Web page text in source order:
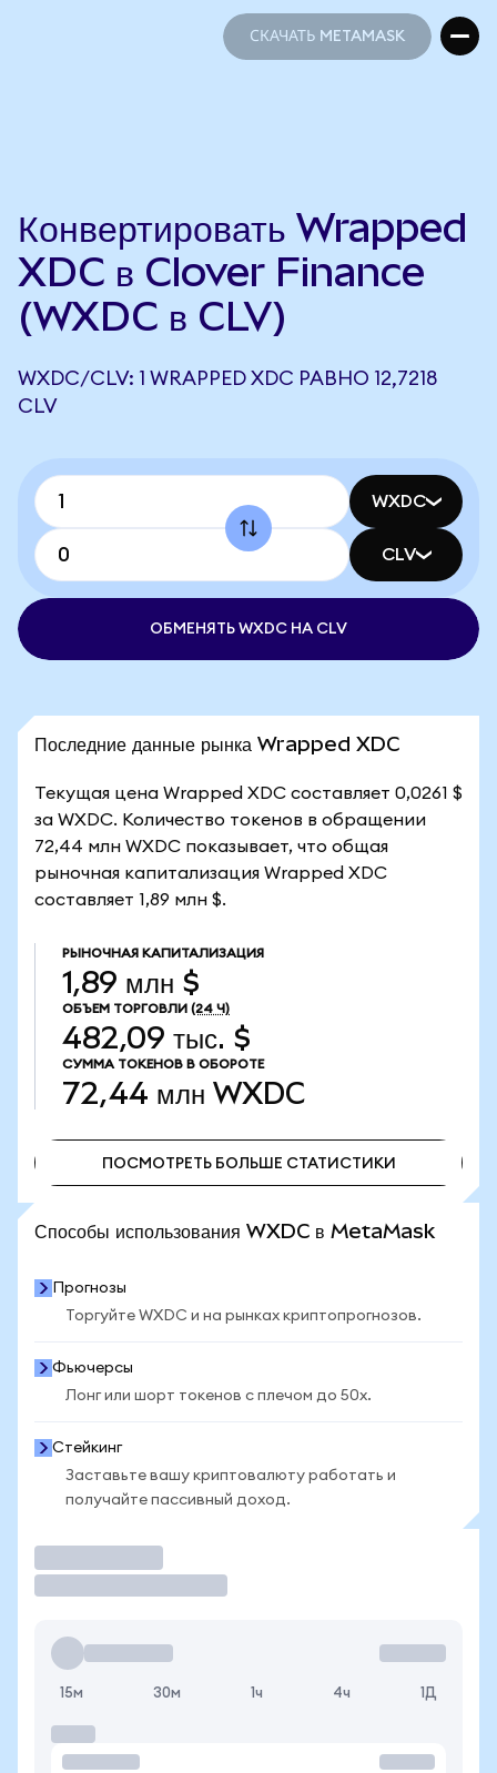
СКАЧАТЬ METAMASK
Конвертировать Wrapped
XDC в Clover Finance
(WXDC в CLV)
WXDC/CLV: 1 WRAPPED XDC РАВНО 12,7218
CLV
WXDC
CLV
ОБМЕНЯТЬ WXDC НА CLV
Последние данные рынка Wrapped XDC
Текущая цена Wrapped XDC составляет 0,0261 $
за WXDC. Количество токенов в обращении
72,44 млн WXDC показывает, что общая
рыночная капитализация Wrapped XDC
составляет 1,89 млн $.
РЫНОЧНАЯ КАПИТАЛИЗАЦИЯ
1,89 млн $
ОБЪЕМ ТОРГОВЛИ (24 Ч)
482,09 тыс. $
СУММА ТОКЕНОВ В ОБОРОТЕ
72,44 млн WXDC
ПОСМОТРЕТЬ БОЛЬШЕ СТАТИСТИКИ
Способы использования WXDC в MetaMask
Прогнозы
Торгуйте WXDC и на рынках криптопрогнозов.
Фьючерсы
Лонг или шорт токенов с плечом до 50x.
Стейкинг
Заставьте вашу криптовалюту работать и
получайте пассивный доход.
15м 30м 1ч 4ч 1Д